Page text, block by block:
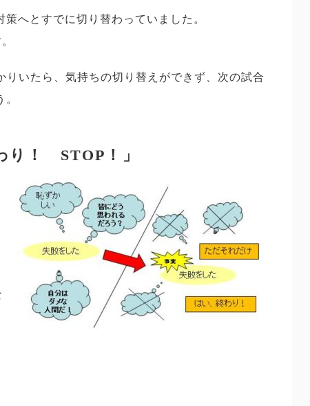
へとすでに切り替わっていました。
。
いたら、気持ちの切り替えができず、次の試合
り！ STOP！」